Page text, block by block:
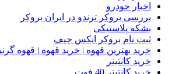
اخبار خودرو
بررسی بروکر ترندو در ایران بروکر
بشکه پلاستیکی
ثبت نام بروکر ایکس چیف
خرید بهترین قهوه | خرید قهوه | قهوه
خرید کانتینر